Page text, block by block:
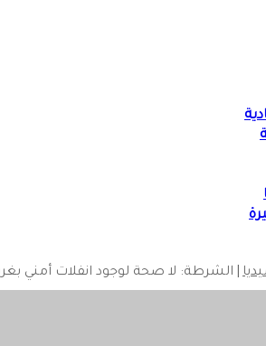
الشرطة: لا صحة لوجود انفلات أمني